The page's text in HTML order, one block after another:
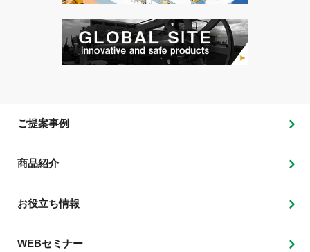
ご提案事例
商品紹介
お役立ち情報
WEBセミナー